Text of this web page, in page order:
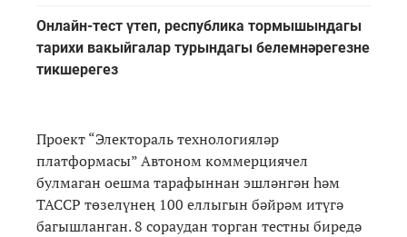
Онлайн-тест үтеп, республика тормышындагы
тарихи вакыйгалар турындагы белемнәрегезне
тикшерегез
Проект “Электораль технологияләр
платформасы” Автоном коммерциячел
булмаган оешма тарафыннан эшләнгән һәм
ТАССР төзелүнең 100 еллыгын бәйрәм итүгә
багышланган. 8 сораудан торган тестны биредә